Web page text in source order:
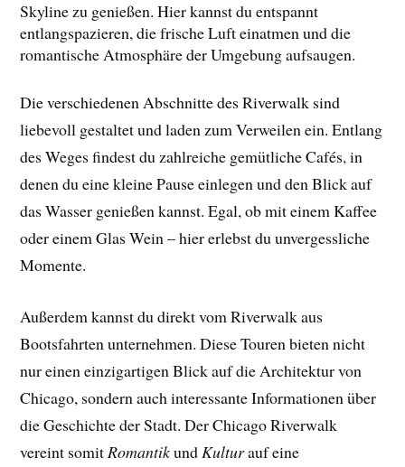
Skyline zu genießen. Hier kannst du entspannt
entlangspazieren, die frische Luft einatmen und die
romantische Atmosphäre der Umgebung aufsaugen.
Die verschiedenen Abschnitte des Riverwalk sind
liebevoll gestaltet und laden zum Verweilen ein. Entlang
des Weges findest du zahlreiche gemütliche Cafés, in
denen du eine kleine Pause einlegen und den Blick auf
das Wasser genießen kannst. Egal, ob mit einem Kaffee
oder einem Glas Wein – hier erlebst du unvergessliche
Momente.
Außerdem kannst du direkt vom Riverwalk aus
Bootsfahrten unternehmen. Diese Touren bieten nicht
nur einen einzigartigen Blick auf die Architektur von
Chicago, sondern auch interessante Informationen über
die Geschichte der Stadt. Der Chicago Riverwalk
vereint somitRomantikundKulturauf eine